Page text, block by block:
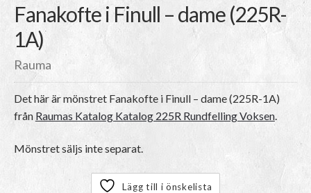
Fanakofte i Finull – dame (225R-
1A)
Rauma
Det här är mönstret Fanakofte i Finull – dame (225R-1A)
från Raumas Katalog Katalog 225R Rundfelling Voksen.
Mönstret säljs inte separat.
Lägg till i önskelista